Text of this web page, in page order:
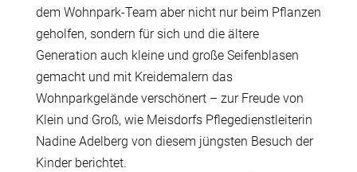
dem Wohnpark-Team aber nicht nur beim Pflanzen
geholfen, sondern für sich und die ältere
Generation auch kleine und große Seifenblasen
gemacht und mit Kreidemalern das
Wohnparkgelände verschönert – zur Freude von
Klein und Groß, wie Meisdorfs Pflegedienstleiterin
Nadine Adelberg von diesem jüngsten Besuch der
Kinder berichtet.